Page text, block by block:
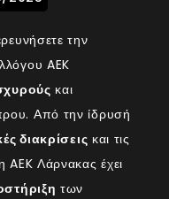
την
AEK
και
Από την ίδρυσή
διακρίσεις και τις
AEK Λάρνακας έχει
των